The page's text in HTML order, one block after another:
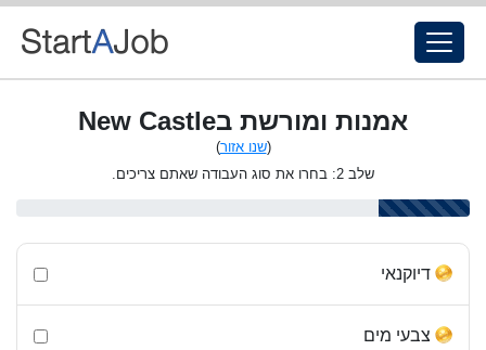
אמנות ומורשת בNew Castle
(שנו אזור)
שלב 2: בחרו את סוג העבודה שאתם צריכים.
דיוקנאי
צבעי מים